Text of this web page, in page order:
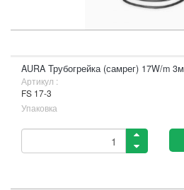
AURA Трубогрейка (самрег) 17W/m 3м
Артикул :
FS 17-3
Упаковка